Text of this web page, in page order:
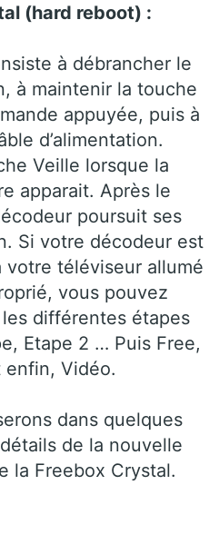
(hard reboot) :
à débrancher le
à maintenir la touche
appuyée, puis à
d’alimentation.
Veille lorsque la
apparait. Après le
poursuit ses
Si votre décodeur est
téléviseur allumé
vous pouvez
les différentes étapes
Etape 2 … Puis Free,
enfin, Vidéo.
dans quelques
de la nouvelle
la Freebox Crystal.